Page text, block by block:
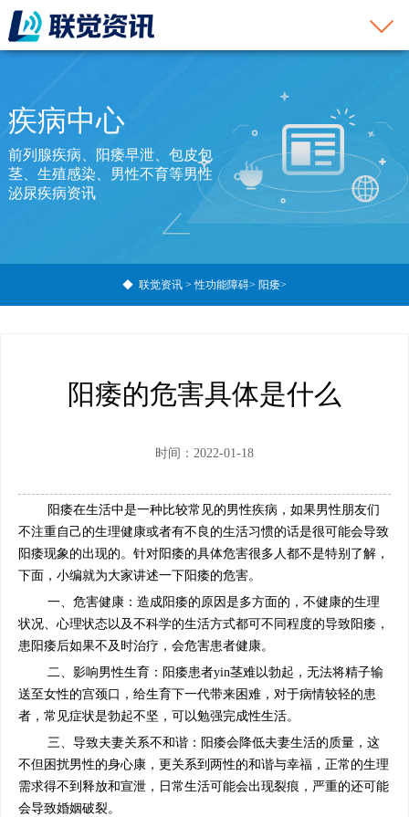
疾病中心
前列腺疾病、阳痿早泄、包皮包
茎、生殖感染、男性不育等男性
泌尿疾病资讯
◆ 联觉资讯 >性功能障碍> 阳痿>
阳痿的危害具体是什么
时间：2022-01-18
阳痿在生活中是一种比较常见的男性疾病，如果男性朋友们
不注重自己的生理健康或者有不良的生活习惯的话是很可能会导致
阳痿现象的出现的。针对阳痿的具体危害很多人都不是特别了解，
下面，小编就为大家讲述一下阳痿的危害。
一、危害健康：造成阳痿的原因是多方面的，不健康的生理
状况、心理状态以及不科学的生活方式都可不同程度的导致阳痿，
患阳痿后如果不及时治疗，会危害患者健康。
二、影响男性生育：阳痿患者yin茎难以勃起，无法将精子输
送至女性的宫颈口，给生育下一代带来困难，对于病情较轻的患
者，常见症状是勃起不坚，可以勉强完成性生活。
三、导致夫妻关系不和谐：阳痿会降低夫妻生活的质量，这
不但困扰男性的身心康，更关系到两性的和谐与幸福，正常的生理
需求得不到释放和宣泄，日常生活可能会出现裂痕，严重的还可能
会导致婚姻破裂。